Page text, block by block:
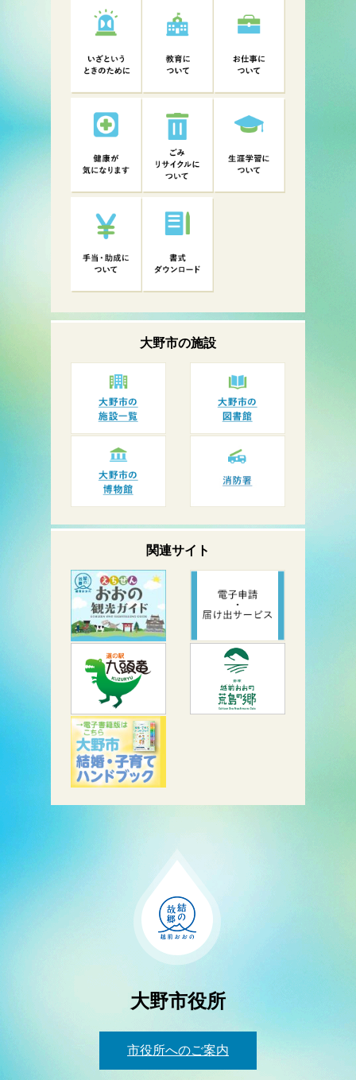
大野市の施設
関連サイト
大野市役所
市役所へのご案内